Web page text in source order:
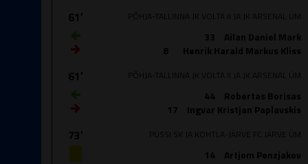
61′
33
Ailan Daniel Mark
8
Henrik Harald Markus Kliss
PÕHJA-TALLINNA JK VOLTA II JA JK ARSENAL ÜM
61′
44
Robertas Borisas
17
Ingvar Kristjan Paplavskis
PÕHJA-TALLINNA JK VOLTA II JA JK ARSENAL ÜM
73′
14 Artjom Penzjakov
PÜSSI SK JA KOHTLA-JÄRVE FC JÄRVE ÜM